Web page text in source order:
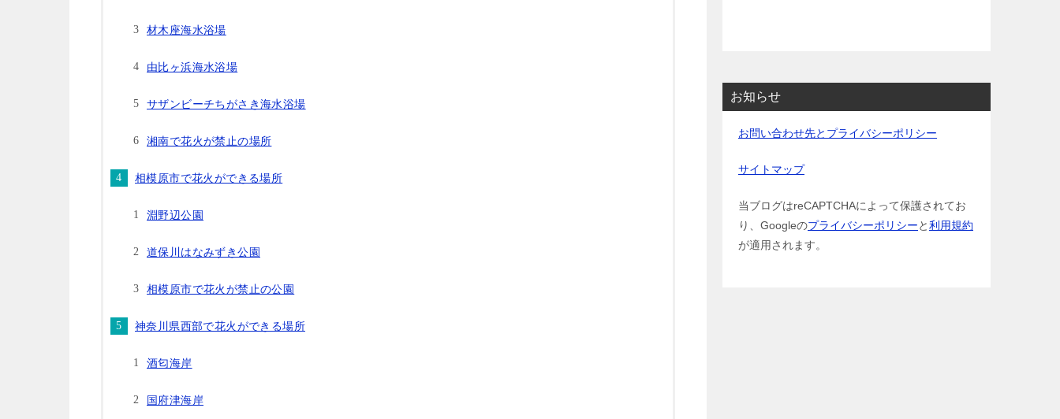
材木座海水浴場
由比ヶ浜海水浴場
サザンビーチちがさき海水浴場
湘南で花火が禁止の場所
相模原市で花火ができる場所
淵野辺公園
道保川はなみずき公園
相模原市で花火が禁止の公園
神奈川県西部で花火ができる場所
酒匂海岸
国府津海岸
お知らせ
お問い合わせ先とプライバシーポリシー
サイトマップ
当ブログはreCAPTCHAによって保護されてお
り、Googleのプライバシーポリシーと利用規約
が適用されます。